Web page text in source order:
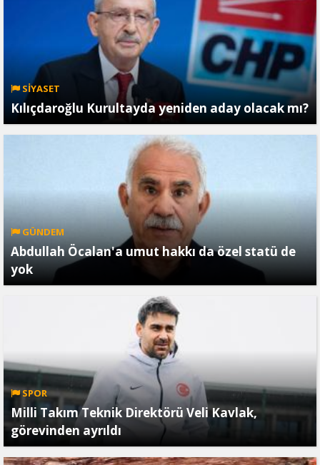
SİYASET
Kılıçdaroğlu Kurultayda yeniden aday olacak mı?
GÜNDEM
Abdullah Öcalan'a umut hakkı da özel statü de
yok
SPOR
Milli Takım Teknik Direktörü Veli Kavlak,
görevinden ayrıldı